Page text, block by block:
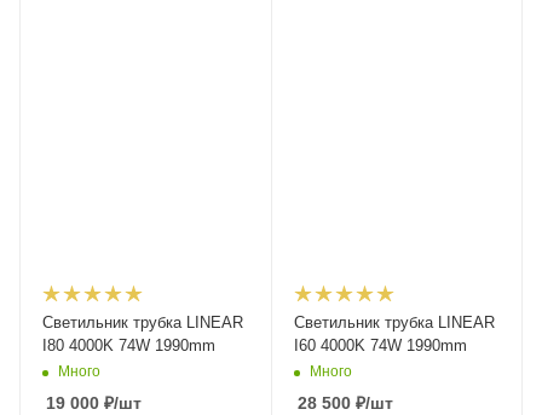
Светильник трубка LINEAR
I80 4000K 74W 1990mm
Много
19 000 ₽/шт
Светильник трубка LINEAR
I60 4000K 74W 1990mm
Много
28 500₽/шт